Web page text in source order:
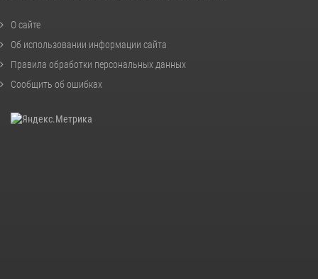
О сайте
Об использовании информации сайта
Правила обработки персональных данных
Сообщить об ошибках